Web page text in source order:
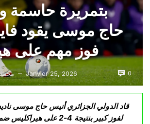
بتمريرة
حاج موسى يقود
فوز مهم على
— Janvier 25, 2026 0
قاد الدولي الجزائري أنيس حاج موسى